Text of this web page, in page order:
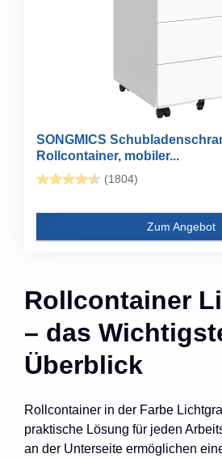
SONGMICS
Rollcontainer, mobiler...
(1804)
Zum Angebot
Rollcontainer
– das
Überblick
Rollcontainer in der Farbe
praktische Lösung für jeden
an der Unterseite ermöglichen